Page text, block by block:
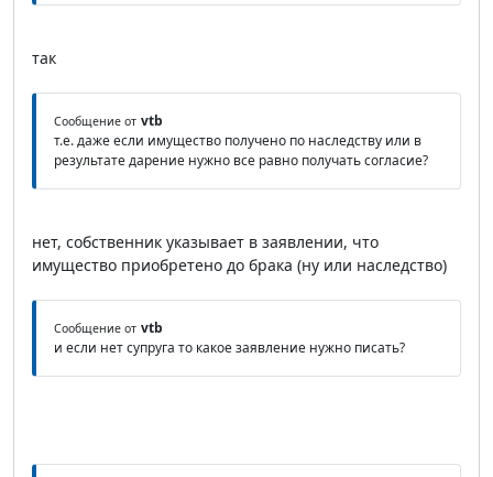
так
Сообщение от vtb
т.е. даже если имущество получено по наследству или в
результате дарение нужно все равно получать согласие?
нет, собственник указывает в заявлении, что
имущество приобретено до брака (ну или наследство)
Сообщение от vtb
и если нет супруга то какое заявление нужно писать?